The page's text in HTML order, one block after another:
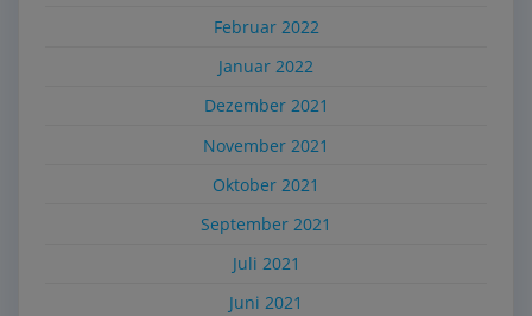
Februar 2022
Januar 2022
Dezember 2021
November 2021
Oktober 2021
September 2021
Juli 2021
Juni 2021